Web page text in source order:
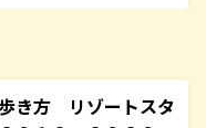
き方 リゾートスタ